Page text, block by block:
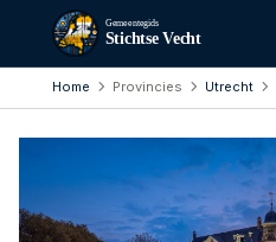
Gemeentegids
Stichtse Vecht
Home Provincies Utrecht